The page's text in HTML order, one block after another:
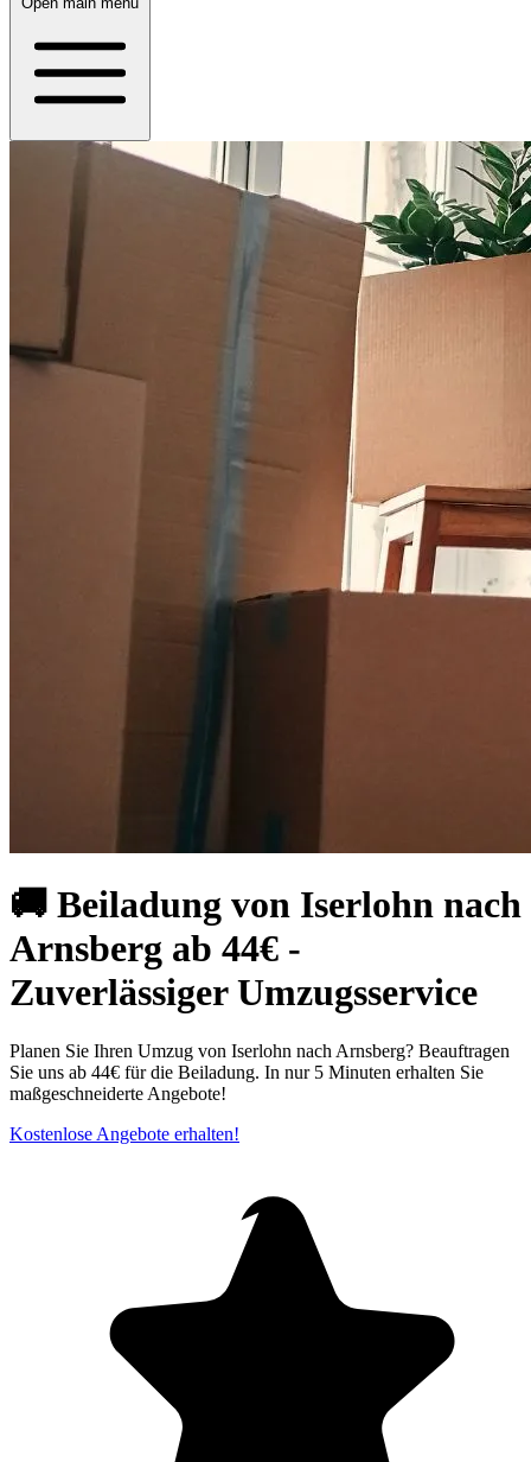
🚚 Beiladung von Iserlohn nach
Arnsberg ab 44€ -
Zuverlässiger Umzugsservice
Planen Sie Ihren Umzug von Iserlohn nach Arnsberg? Beauftragen
Sie uns ab 44€ für die Beiladung. In nur 5 Minuten erhalten Sie
maßgeschneiderte Angebote!
Kostenlose Angebote erhalten!